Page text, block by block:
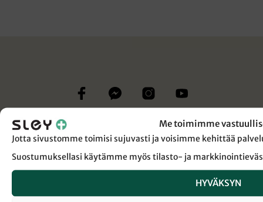
Me toimimme
Jotta sivustomme toimisi sujuvasti ja voisimme kehittää
Suostumuksellasi käytämme myös tilasto- ja
HYVÄKSYN